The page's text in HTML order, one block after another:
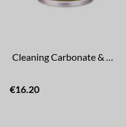
Cleaning Carbonate & Washing Soda
€16.20